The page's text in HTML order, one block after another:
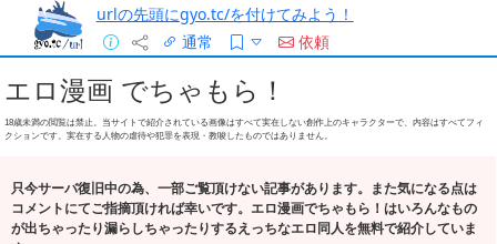
urlの先頭にgyo.tc/を付けてみよう！
通常
依頼